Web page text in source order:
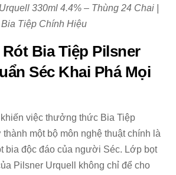
330ml 4.4% – Thùng 24 Chai |
Bia Tiệp Chính Hiệu
Rót Bia Tiệp Pilsner
Séc Khai Phá Mọi
việc thưởng thức Bia Tiệp
một bộ môn nghệ thuật chính là
bia độc đáo của người Séc. Lớp bọt
Pilsner Urquell không chỉ để cho